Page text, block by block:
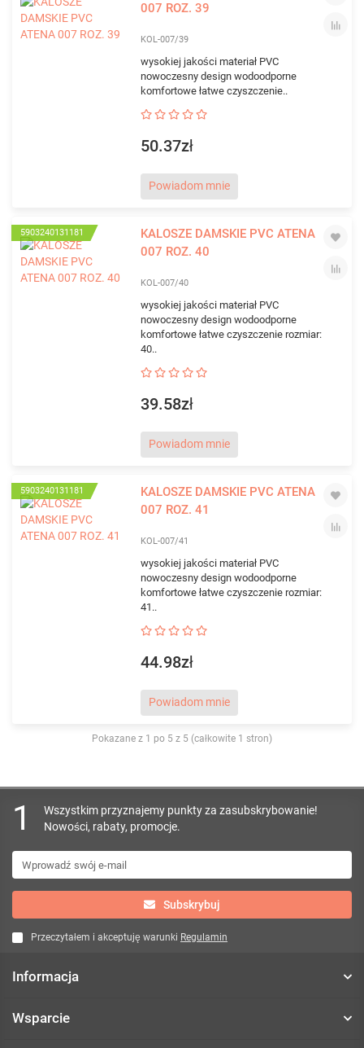
007 ROZ. 39
KOL-007/39
wysokiej jakości materiał PVC
nowoczesny design wodoodporne
komfortowe łatwe czyszczenie..
50.37zł
Powiadom mnie
5903240131181
KALOSZE DAMSKIE PVC ATENA
007 ROZ. 40
KOL-007/40
wysokiej jakości materiał PVC
nowoczesny design wodoodporne
komfortowe łatwe czyszczenie rozmiar:
40..
39.58zł
Powiadom mnie
5903240131181
KALOSZE DAMSKIE PVC ATENA
007 ROZ. 41
KOL-007/41
wysokiej jakości materiał PVC
nowoczesny design wodoodporne
komfortowe łatwe czyszczenie rozmiar:
41..
44.98zł
Powiadom mnie
Pokazane z 1 po 5 z 5 (całkowite 1 stron)
1
Wszystkim przyznajemy punkty za zasubskrybowanie!
Nowości, rabaty, promocje.
Subskrybuj
Przeczytałem i akceptuję warunki Regulamin
Informacja
Wsparcie